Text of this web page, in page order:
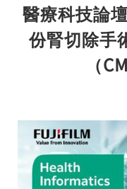
醫療科技論
份腎切除手
（